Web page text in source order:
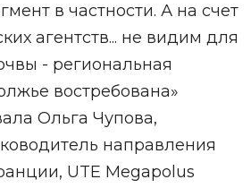
в частности. А на счет
агентств... не видим для
- региональная
востребована»
Ольга Чупова,
направления
UTE Megapolus